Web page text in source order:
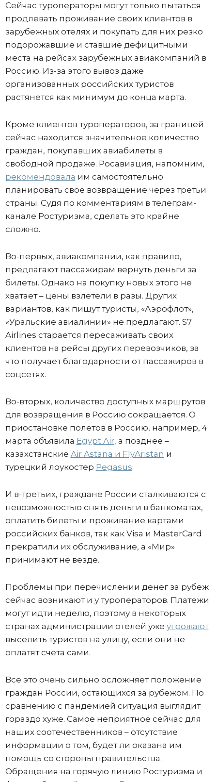
Сейчас туроператоры могут только пытаться
продлевать проживание своих клиентов в
зарубежных отелях и покупать для них резко
подорожавшие и ставшие дефицитными
места на рейсах зарубежных авиакомпаний в
Россию. Из-за этого вывоз даже
организованных российских туристов
растянется как минимум до конца марта.
Кроме клиентов туроператоров, за границей
сейчас находится значительное количество
граждан, покупавших авиабилеты в
свободной продаже. Росавиация, напомним,
рекомендовала им самостоятельно
планировать свое возвращение через третьи
страны. Судя по комментариям в телеграм-
канале Ростуризма, сделать это крайне
сложно.
Во-первых, авиакомпании, как правило,
предлагают пассажирам вернуть деньги за
билеты. Однако на покупку новых этого не
хватает – цены взлетели в разы. Других
вариантов, как пишут туристы, «Аэрофлот»,
«Уральские авиалинии» не предлагают. S7
Airlines старается пересаживать своих
клиентов на рейсы других перевозчиков, за
что получает благодарности от пассажиров в
соцсетях.
Во-вторых, количество доступных маршрутов
для возвращения в Россию сокращается. О
приостановке полетов в Россию, например, 4
марта объявила Egypt Air, а позднее –
казахстанские Air Astana и FlyAristan и
турецкий лоукостер Pegasus.
И в-третьих, граждане России сталкиваются с
невозможностью снять деньги в банкоматах,
оплатить билеты и проживание картами
российских банков, так как Visa и MasterCard
прекратили их обслуживание, а «Мир»
принимают не везде.
Проблемы при перечислении денег за рубеж
сейчас возникают и у туроператоров. Платежи
могут идти неделю, поэтому в некоторых
странах администрации отелей уже угрожают
выселить туристов на улицу, если они не
оплатят счета сами.
Все это очень сильно осложняет положение
граждан России, остающихся за рубежом. По
сравнению с пандемией ситуация выглядит
гораздо хуже. Самое неприятное сейчас для
наших соотечественников – отсутствие
информации о том, будет ли оказана им
помощь со стороны правительства.
Обращения на горячую линию Ростуризма и